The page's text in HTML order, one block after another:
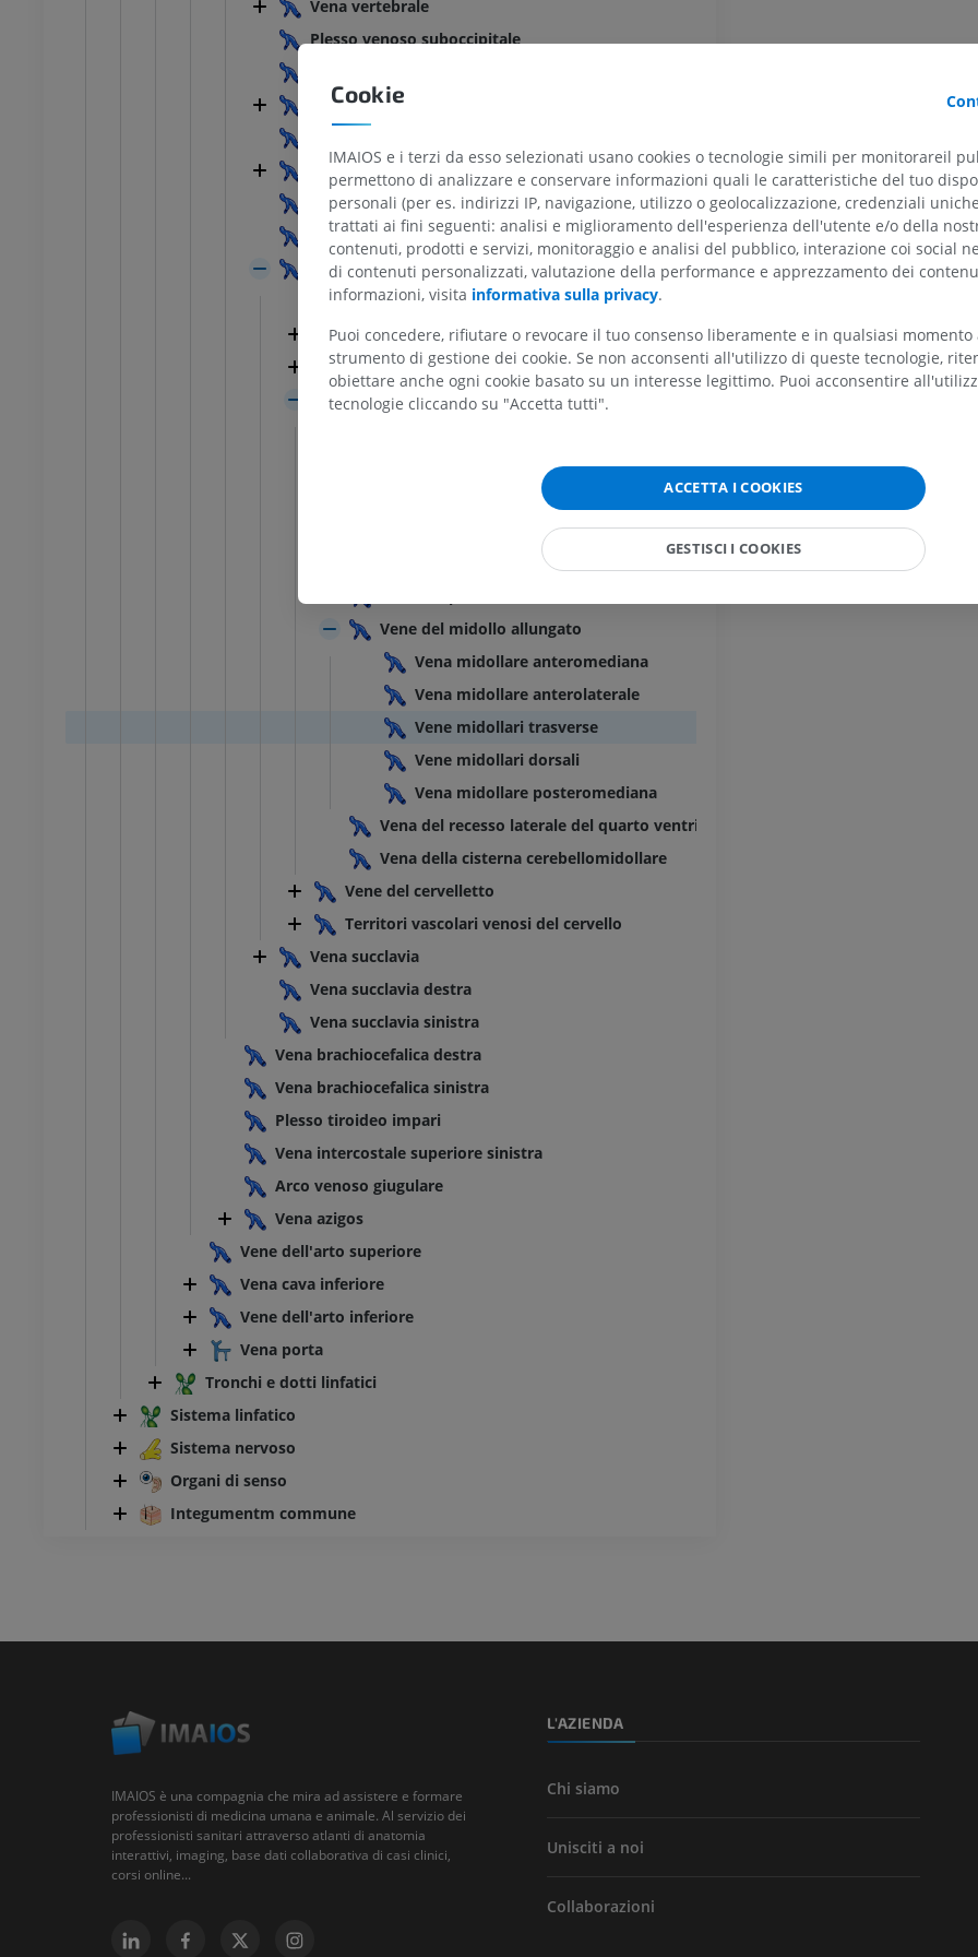
Vena vertebrale
Plesso venoso suboccipitale
Vene toraciche interne
Vena giugulare interna
Vena giugulare interna destra
Vena giugulare interna sinistra
Vene cerebrali
Vene portali ipofisarie
Vene cerebrali superficiali
Vene cerebrali profonde
Vene del tronco cerebrale
Vena pontomesencefalica anteriore
Vene interpedunculari
Vena mesencefalica laterale
Vene del midollo allungato
Vena midollare anteromediana
Vena midollare anterolaterale
Vene midollari trasverse
Vene midollari dorsali
Vena midollare posteromediana
Vena del recesso laterale del quarto ventricolo
Vena della cisterna cerebellomidollare
Vene del cervelletto
Territori vascolari venosi del cervello
Vena succlavia
Vena succlavia destra
Vena succlavia sinistra
Vena brachiocefalica destra
Vena brachiocefalica sinistra
Plesso tiroideo impari
Vena intercostale superiore sinistra
Arco venoso giugulare
Vena azigos
Vene dell'arto superiore
Vena cava inferiore
Vene dell'arto inferiore
Vena porta
Tronchi e dotti linfatici
Sistema linfatico
Sistema nervoso
Organi di senso
Integumentm commune
Arto inferiore
Illustrazioni
PREMIUM
TC di caviglia e piede
TC
PREMIUM
RM
Radiografie
PREMIUM
Arto superiore
Illustrazioni
PREMIUM
Arteriografia dell'arto
superiore
Angiografia
GRATUITO
Visible Human Project
Artrografia
PREMIUM
RMN della
retropiede
RMN
RM
CTA dell’arto
Arterie ed
IMAIOS è una compagnia che mira ad assistere e formare
professionisti di medicina umana e animale. Al servizio dei
professionisti sanitari attraverso atlanti di anatomia
interattivi, imaging, base dati collaborativa di casi clinici,
corsi online...
L'AZIENDA
Chi siamo
Unisciti a noi
Collaborazioni
Cookie
IMAIOS e i terzi da esso selezionati usano cookies o tecnologie simili per monitorareil
permettono di analizzare e conservare informazioni quali le caratteristiche del tuo
personali (per es. indirizzi IP, navigazione, utilizzo o geolocalizzazione, credenziali
trattati ai fini seguenti: analisi e miglioramento dell'esperienza dell'utente e/o della
contenuti, prodotti e servizi, monitoraggio e analisi del pubblico, interazione coi social
di contenuti personalizzati, valutazione della performance e apprezzamento dei
informazioni, visita informativa sulla privacy.
Puoi concedere, rifiutare o revocare il tuo consenso liberamente e in qualsiasi
strumento di gestione dei cookie. Se non acconsenti all'utilizzo di queste tecnologie,
obiettare anche ogni cookie basato su un interesse legittimo. Puoi acconsentire
tecnologie cliccando su "Accetta tutti".
ACCETTA I COOKIES
GESTISCI I COOKIES